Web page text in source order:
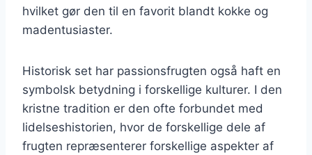
hvilket gør den til en favorit blandt kokke og
madentusiaster.
Historisk set har passionsfrugten også haft en
symbolsk betydning i forskellige kulturer. I den
kristne tradition er den ofte forbundet med
lidelseshistorien, hvor de forskellige dele af
frugten repræsenterer forskellige aspekter af